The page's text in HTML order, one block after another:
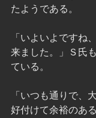
たようである。
「いよいよですね
来ました。」Ｓ氏
ている。
「いつも通りで、
好付けて余裕のあ